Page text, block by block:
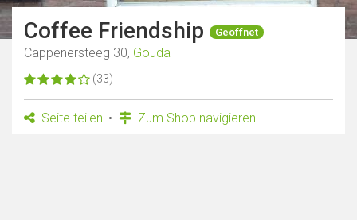
Coffee Friendship Geöffnet
Cappenersteeg 30, Gouda
(33)
Seite teilen Zum Shop navigieren